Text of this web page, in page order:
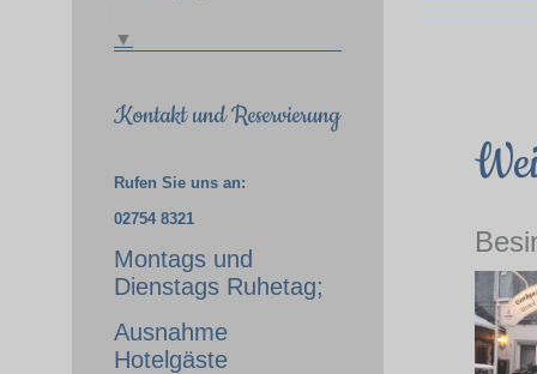
▼
Kontakt und Reservierung
Rufen Sie uns an:
02754 8321
Montags und
Dienstags Ruhetag;
Ausnahme
Hotelgäste